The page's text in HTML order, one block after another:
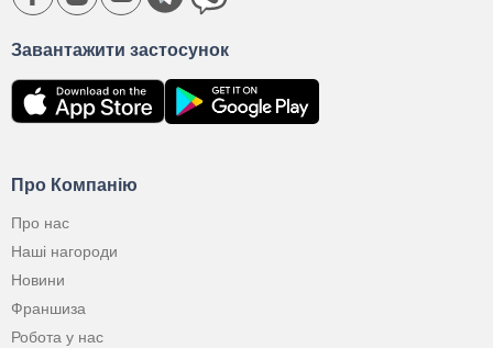
Про Компанію
Про нас
Наші нагороди
Новини
Франшиза
Робота у нас
Завантажити застосунок